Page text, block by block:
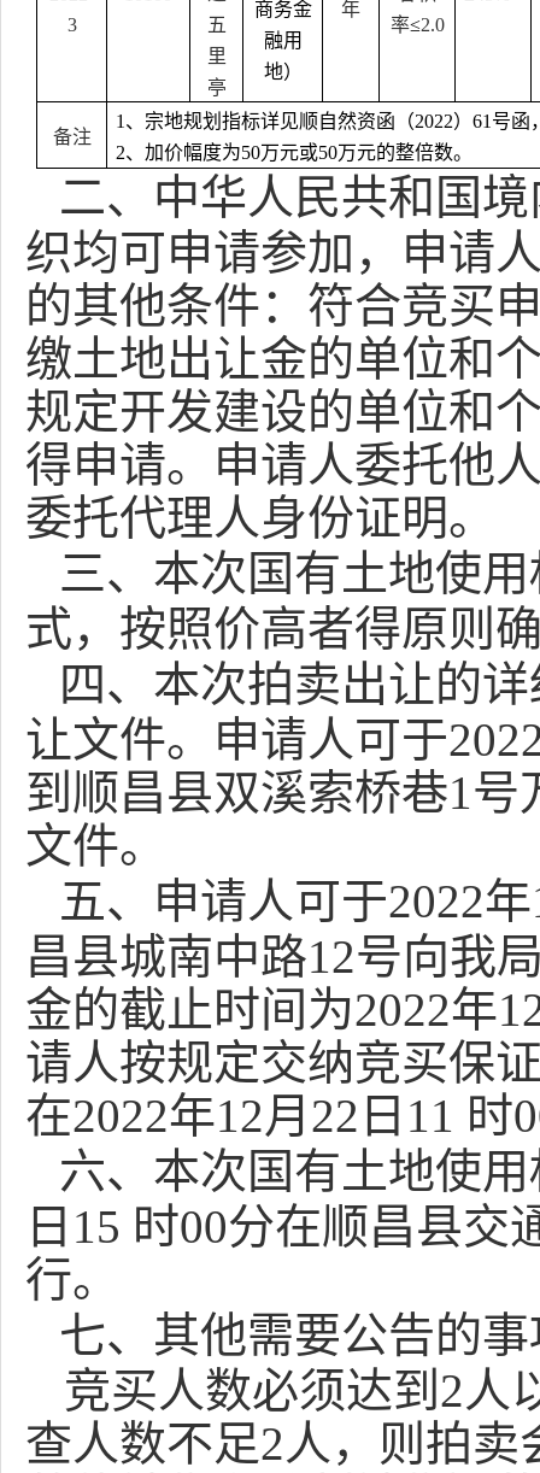
3
五
里
亭
商务金
融用
地）
年
率≤2.0
备注
1、 宗地规划指标详见顺自然资函（2022）61 号函
2、加价幅度为50万元或50万元的整倍数。
二、 中华人民共和国
织均可申请参加，申请
的其他条件：符合竞买
缴土地出让金的单位和
规定开发建设的单位和
得申请。申请人委托他
委托代理人身份证明。
三、 本次国有土地使
式，按照价高者得原则
四、 本次拍卖出让的
让文件。申请人可于202
到顺昌县双溪索桥巷1号
文件。
五、 申请人可于2022年
昌县城南中路12号向我
金的截止时间为2022年1
请人按规定交纳竞买保
在2022年12月 22 日 11 时
六、 本次国有土地使
日 15 时00分在顺昌县交
行。
七、 其他需要公告的
竞买人数必须达到 2人
查人数不足2人，则拍